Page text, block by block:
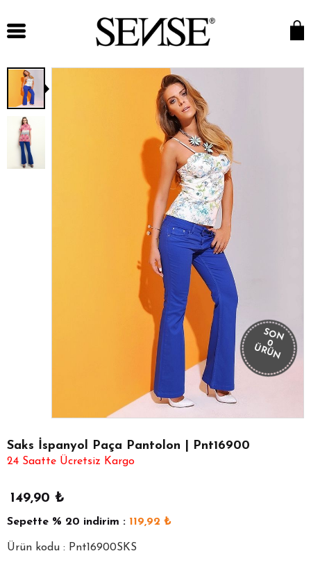
SON
0
ÜRÜN
Saks İspanyol Paça Pantolon | Pnt16900
24 Saatte Ücretsiz Kargo
149,90 ₺
Sepette % 20 indirim : 119,92 ₺
Ürün kodu : Pnt16900SKS